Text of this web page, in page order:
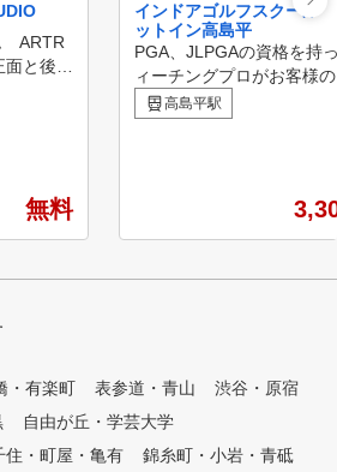
ARTR
面と後方
い分析
平行線
くこと
道測定
認し問
を兼
るマン
、ゴル
に向け
ます。
無料
インドアゴルフスクール
ットイン高島平
PGA、JLPGAの資格を持
ィーチングプロがお客様
み、レベルに合わせたレ
で上達へ導きます。 レッ
寧にレッスンさせて頂き
フットインのココがポイ
1．1回1時間、1日1コマ毎
。 4．インドアだから夏で
でも快適です 5．充実した
で、フォームチェックや
ト計測が可能 6．コース
高島平駅
・有楽町 表参道・青山
渋谷・原宿
自由が丘・学芸大学
住・町屋・亀有
錦糸町・小岩・青砥